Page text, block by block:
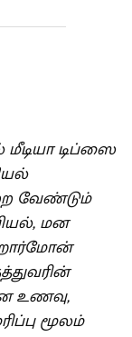
மீடியா டிப்ஸை
வேண்டும்
மன
ஹார்மோன்
உணவு,
மூலம்